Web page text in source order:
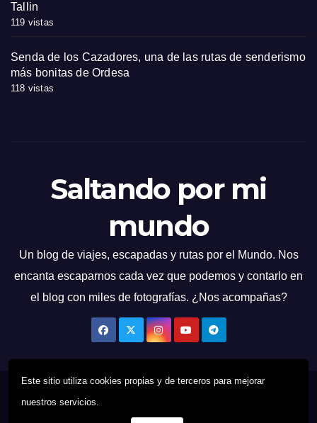
Este sitio utiliza cookies propias y de terceros para mejorar
nuestros servicios.
Tallin
119 vistas
Senda de los Cazadores, una de las rutas de senderismo
más bonitas de Ordesa
118 vistas
Saltando por mi
mundo
Un blog de viajes, escapadas y rutas por el Mundo. Nos
encanta escaparnos cada vez que podemos y contarlo en
el blog con miles de fotografías. ¿Nos acompañas?
Funciona gracias a WordPress